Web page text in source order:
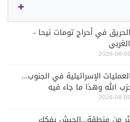
في أحراج تومات نيحا -
الإسرائيلية في الجنوب...
الله وهذا ما جاء فيه